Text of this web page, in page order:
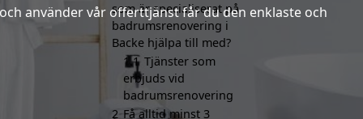
använder vår offerttjänst får du den enklaste och
som är specialiserat på
badrumsrenovering i
Backe hjälpa till med?
1.1 Tjänster som
erbjuds vid
badrumsrenovering
2 Få alltid minst 3